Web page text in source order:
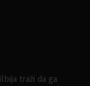
traži da ga